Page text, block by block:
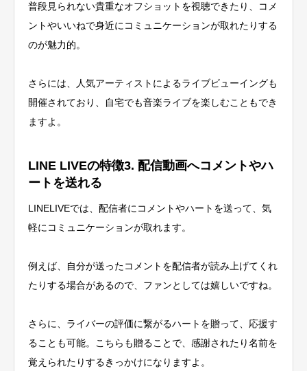
普段見られない貴重なオフショットを視聴できたり、コメ
ントやいいねで身近にコミュニケーションが取れたりする
のが魅力的。
さらには、人気アーティストによるライブビューイングも
開催されており、自宅でも音楽ライブを楽しむこともでき
ますよ。
LINE LIVEの特徴3. 配信動画へコメントやハ
ートを送れる
LINELIVEでは、配信者にコメントやハートを送って、気
軽にコミュニケーションが取れます。
例えば、
自分が送ったコメントを配信者が読み上げてくれ
たりする場合があるので、ファンとしては嬉しいですね。
さらに、ライバーの評価に繋がるハートを贈って、応援す
ることも可能。こちらも贈ることで、感謝されたり名前を
覚えられたりするきっかけになりますよ。